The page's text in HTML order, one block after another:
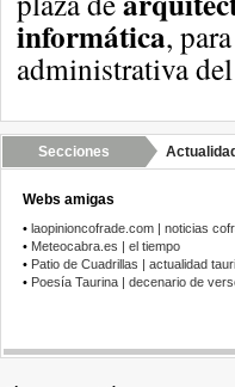
informática,
administrativa
Secciones Actualidad
Webs amigas
• laopinioncofrade.com | noticias
• Meteocabra.es | el tiempo
• Patio de Cuadrillas | actualidad
• Poesía Taurina | decenario de